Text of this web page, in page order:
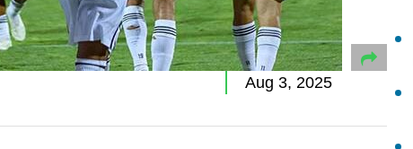
Aug 3, 2025